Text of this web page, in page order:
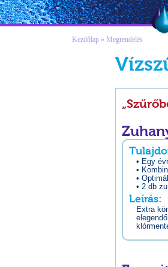
Kezdőlap » Megrendelés
• Egy
•
•
• 2 db
Leírás:
Extra